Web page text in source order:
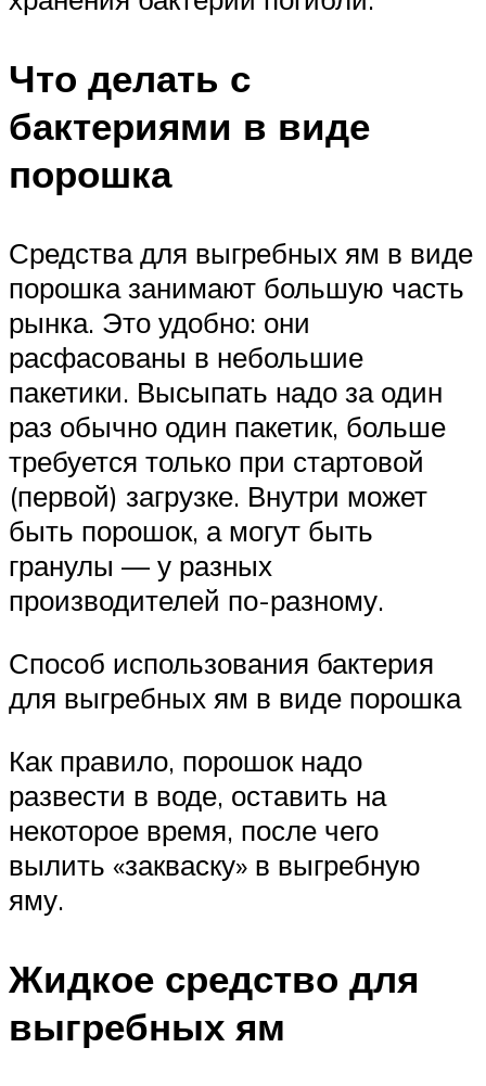
Что делать с
бактериями в виде
порошка
Средства для выгребных ям в виде
порошка занимают большую часть
рынка. Это удобно: они
расфасованы в небольшие
пакетики. Высыпать надо за один
раз обычно один пакетик, больше
требуется только при стартовой
(первой) загрузке. Внутри может
быть порошок, а могут быть
гранулы — у разных
производителей по-разному.
Способ использования бактерия
для выгребных ям в виде порошка
Как правило, порошок надо
развести в воде, оставить на
некоторое время, после чего
вылить «закваску» в выгребную
яму.
Жидкое средство для
выгребных ям